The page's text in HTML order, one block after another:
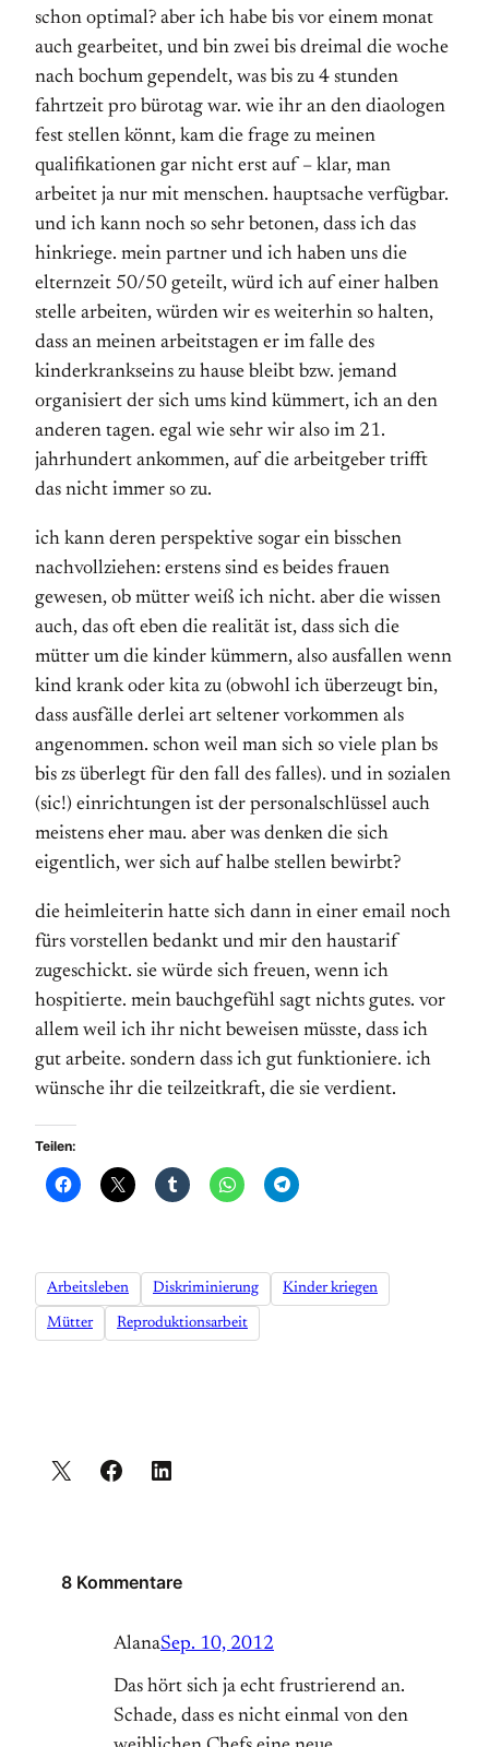
schon optimal? aber ich habe bis vor einem monat
auch gearbeitet, und bin zwei bis dreimal die woche
nach bochum gependelt, was bis zu 4 stunden
fahrtzeit pro bürotag war. wie ihr an den diaologen
fest stellen könnt, kam die frage zu meinen
qualifikationen gar nicht erst auf – klar, man
arbeitet ja nur mit menschen. hauptsache verfügbar.
und ich kann noch so sehr betonen, dass ich das
hinkriege. mein partner und ich haben uns die
elternzeit 50/50 geteilt, würd ich auf einer halben
stelle arbeiten, würden wir es weiterhin so halten,
dass an meinen arbeitstagen er im falle des
kinderkrankseins zu hause bleibt bzw. jemand
organisiert der sich ums kind kümmert, ich an den
anderen tagen. egal wie sehr wir also im 21.
jahrhundert ankommen, auf die arbeitgeber trifft
das nicht immer so zu.
ich kann deren perspektive sogar ein bisschen
nachvollziehen: erstens sind es beides frauen
gewesen, ob mütter weiß ich nicht. aber die wissen
auch, das oft eben die realität ist, dass sich die
mütter um die kinder kümmern, also ausfallen wenn
kind krank oder kita zu (obwohl ich überzeugt bin,
dass ausfälle derlei art seltener vorkommen als
angenommen. schon weil man sich so viele plan bs
bis zs überlegt für den fall des falles). und in sozialen
(sic!) einrichtungen ist der personalschlüssel auch
meistens eher mau. aber was denken die sich
eigentlich, wer sich auf halbe stellen bewirbt?
die heimleiterin hatte sich dann in einer email noch
fürs vorstellen bedankt und mir den haustarif
zugeschickt. sie würde sich freuen, wenn ich
hospitierte. mein bauchgefühl sagt nichts gutes. vor
allem weil ich ihr nicht beweisen müsste, dass ich
gut arbeite. sondern dass ich gut funktioniere. ich
wünsche ihr die teilzeitkraft, die sie verdient.
Teilen:
Arbeitsleben Diskriminierung Kinder kriegen
Mütter Reproduktionsarbeit
8 Kommentare
AlanaSep. 10, 2012
Das hört sich ja echt frustrierend an.
Schade, dass es nicht einmal von den